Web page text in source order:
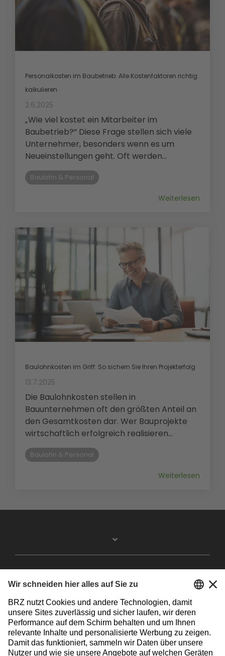
Personalkosten im Baubetrieb: Alle Kostenfaktoren richtig
kalkulieren
2.6.2025
„Wie viel kostet ein Mitarbeiter im
Baubetrieb?“ Diese Frage stellen sich viele
Unternehmer, besonders wenn es um
Neueinstellungen geht. Oft werden...
Baulohn & Personal
Weiterlesen
Baulohnkosten im Griff: So sichern Sie Ihren Projekterfolg
13.7.2025
Die Baulohnkosten stellen in
Bauunternehmen oft den größten Anteil an
den Gesamtkosten dar. Wer Bauprojekte
wirtschaftlich erfolgreich realisieren...
Baulohn & Personal
Weiterlesen